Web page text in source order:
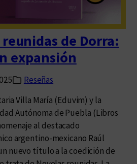
de Dorra:
expansión
Reseñas
Villa María (Eduvim) y la
Autónoma de Puebla (Libros
al destacado
argentino-mexicano Raúl
nuevo título a la coedición de